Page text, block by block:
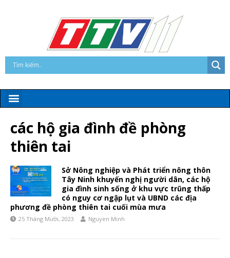
các hộ gia đình đề phòng
thiên tai
Sở Nông nghiệp và Phát triển nông thôn
Tây Ninh khuyến nghị người dân, các hộ
gia đình sinh sống ở khu vực trũng thấp
có nguy cơ ngập lụt và UBND các địa
phương đề phòng thiên tai cuối mùa mưa
25 Tháng Mười, 2023 Nguyen Minh